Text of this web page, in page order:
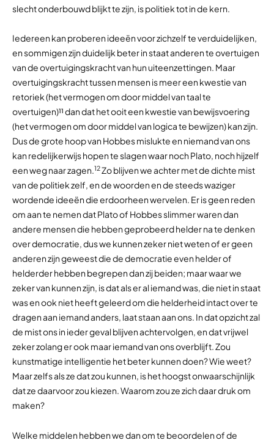
slecht onderbouwd blijkt te zijn, is politiek tot in de kern.
Iedereen kan proberen ideeën voor zichzelf te verduidelijken,
en sommigen zijn duidelijk beter in staat anderen te overtuigen
van de overtuigingskracht van hun uiteenzettingen. Maar
overtuigingskracht tussen mensen is meer een kwestie van
retoriek (het vermogen om door middel van taal te
overtuigen)¹¹ dan dat het ooit een kwestie van bewijsvoering
(het vermogen om door middel van logica te bewijzen) kan zijn.
Dus de grote hoop van Hobbes mislukte en niemand van ons
kan redelijkerwijs hopen te slagen waar noch Plato, noch hijzelf
een weg naar zagen.12Zo blijven we achter met de dichte mist
van de politiek zelf, en de woorden en de steeds waziger
wordende ideeën die erdoorheen wervelen. Er is geen reden
om aan te nemen dat Plato of Hobbes slimmer waren dan
andere mensen die hebben geprobeerd helder na te denken
over democratie, dus we kunnen zeker niet weten of er geen
anderen zijn geweest die de democratie even helder of
helderder hebben begrepen dan zij beiden; maar waar we
zeker van kunnen zijn, is dat als er al iemand was, die niet in staat
was en ook niet heeft geleerd om die helderheid intact over te
dragen aan iemand anders, laat staan aan ons. In dat opzicht zal
de mist ons in ieder geval blijven achtervolgen, en dat vrijwel
zeker zolang er ook maar iemand van ons overblijft. Zou
kunstmatige intelligentie het beter kunnen doen? Wie weet?
Maar zelfs als ze dat zou kunnen, is het hoogst onwaarschijnlijk
dat ze daarvoor zou kiezen. Waarom zou ze zich daar druk om
maken?
Welke middelen hebben we dan om te beoordelen of de